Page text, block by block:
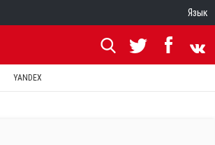
Язык
YANDEX